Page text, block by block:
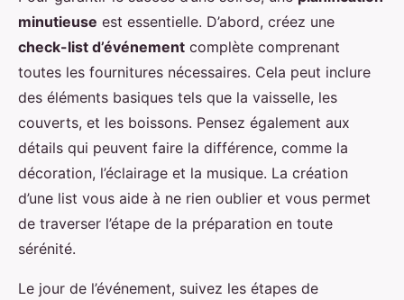
minutieuse est essentielle. D’abord, créez une
check-list d’événement complète comprenant
toutes les fournitures nécessaires. Cela peut inclure
des éléments basiques tels que la vaisselle, les
couverts, et les boissons. Pensez également aux
détails qui peuvent faire la différence, comme la
décoration, l’éclairage et la musique. La création
d’une list vous aide à ne rien oublier et vous permet
de traverser l’étape de la préparation en toute
sérénité.
Le jour de l’événement, suivez les étapes de